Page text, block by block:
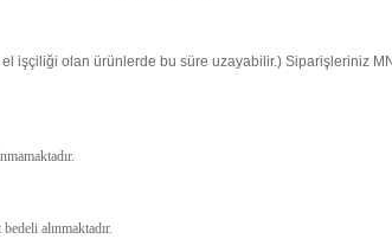
işçiliği olan ürünlerde bu süre uzayabilir.) Siparişleriniz
alınmaktadır.